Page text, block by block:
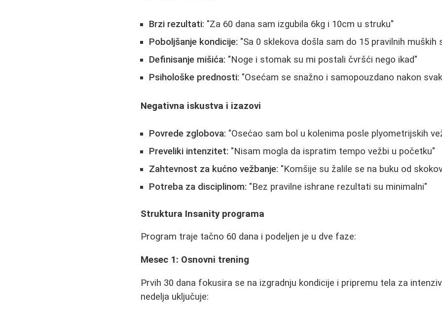
Brzi rezultati: "Za 60 dana sam izgubila 6kg i 10cm u struku"
Poboljšanje kondicije: "Sa 0 sklekova došla sam do 15 pravilnih muških
Definisanje mišića: "Noge i stomak su mi postali čvršći nego ikad"
Psihološke prednosti: "Osećam se snažno i samopouzdano nakon
Negativna iskustva i izazovi
Povrede zglobova: "Osećao sam bol u kolenima posle plyometrijskih
Preveliki intenzitet: "Nisam mogla da ispratim tempo vežbi u početku"
Zahtevnost za kućno vežbanje: "Komšije su žalile se na buku od
Potreba za disciplinom: "Bez pravilne ishrane rezultati su minimalni"
Struktura Insanity programa
Program traje tačno 60 dana i podeljen je u dve faze:
Mesec 1: Osnovni trening
Prvih 30 dana fokusira se na izgradnju kondicije i pripremu tela za
nedelja uključuje: